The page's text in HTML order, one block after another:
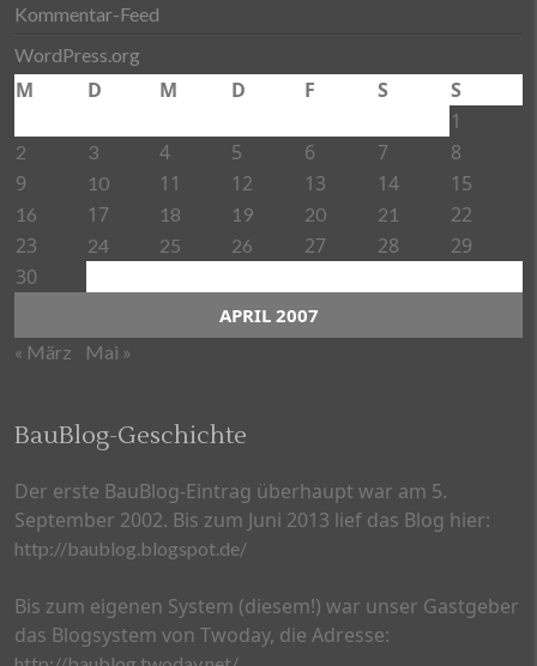
Kommentar-Feed
WordPress.org
APRIL 2007
M D M D F S
S
1
2 3 4 5 6 7
8
9
10 11 12 13 14 15
16 17 18 19 20 21
22
23
24 25 26 27 28
29
30
« März Mai »
BauBlog-Geschichte
Der erste BauBlog-Eintrag überhaupt war am 5.
September 2002. Bis zum Juni 2013 lief das Blog hier:
http://baublog.blogspot.de/
Bis zum eigenen System (diesem!) war unser Gastgeber
das Blogsystem von Twoday, die Adresse: